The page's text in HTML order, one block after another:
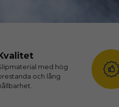
med hög
och lång